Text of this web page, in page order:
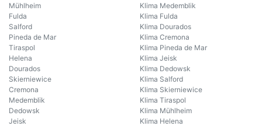
Mühlheim
Fulda
Salford
Pineda de Mar
Tiraspol
Helena
Dourados
Skierniewice
Cremona
Medemblik
Dedowsk
Jeisk
Klima Medemblik
Klima Fulda
Klima Dourados
Klima Cremona
Klima Pineda de Mar
Klima Jeisk
Klima Dedowsk
Klima Salford
Klima Skierniewice
Klima Tiraspol
Klima Mühlheim
Klima Helena